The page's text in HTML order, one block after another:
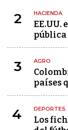
2 HACIENDA
EE.UU.
pública
3 AGRO
países
4 DEPORTES
Los